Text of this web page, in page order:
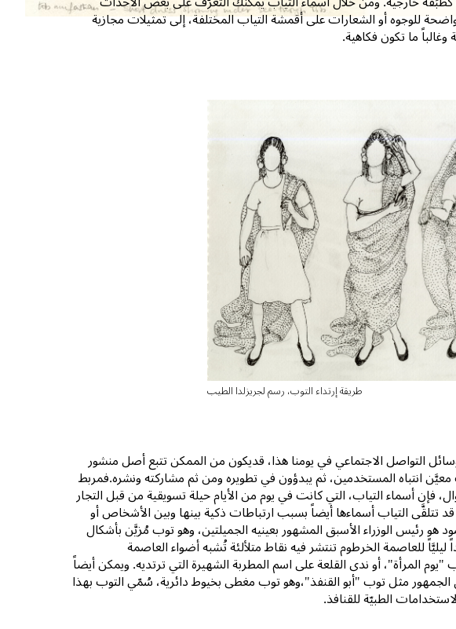
للوجوه أو الشعارات على أقمشة التياب المختلفة، إلى تمثيلات مجازية
ما تكون فكاهية.
طريقة إرتداء التوب، رسم لجريزلدا الطيب
التواصل الاجتماعي في يومنا هذا، قديكون من الممكن تتبع أصل منشور
انتباه المستخدمين، ثم يبدؤون في تطويره ومن ثم مشاركته ونشره.فمربط
فإن أسماء التياب، التي كانت في يوم من الأيام حيلة تسويقية من قبل التجار
تتلقَّى التياب أسماءها أيضاً بسبب ارتباطات ذكية بينها وبين الأشخاص أو
رئيس الوزراء الأسبق المشهور بعينيه الجميلتين، وهو توب مُزيَّن بأشكال
للعاصمة الخرطوم تنتشر فيه نقاط متلألئة تُشبه أضواء العاصمة
المرأة"، أو ندى القلعة على اسم المطربة الشهيرة التي ترتديه. ويمكن أيضاً
مثل توب "أبو القنفذ"،وهو توب مغطى بخيوط دائرية، سُمّي التوب بهذا
الطبيّة للقنافذ.